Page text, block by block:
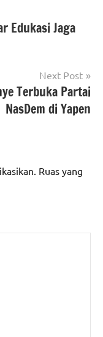
Edukasi Jaga
Next Post
Terbuka Partai
NasDem di Yapen
Ruas yang